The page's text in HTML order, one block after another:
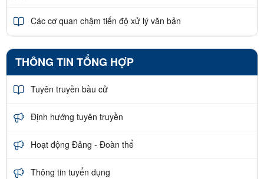
Các cơ quan chậm tiến độ xử lý văn bản
THÔNG TIN TỔNG HỢP
Tuyên truyền bầu cử
Định hướng tuyên truyền
Hoạt động Đảng - Đoàn thể
Thông tin tuyển dụng